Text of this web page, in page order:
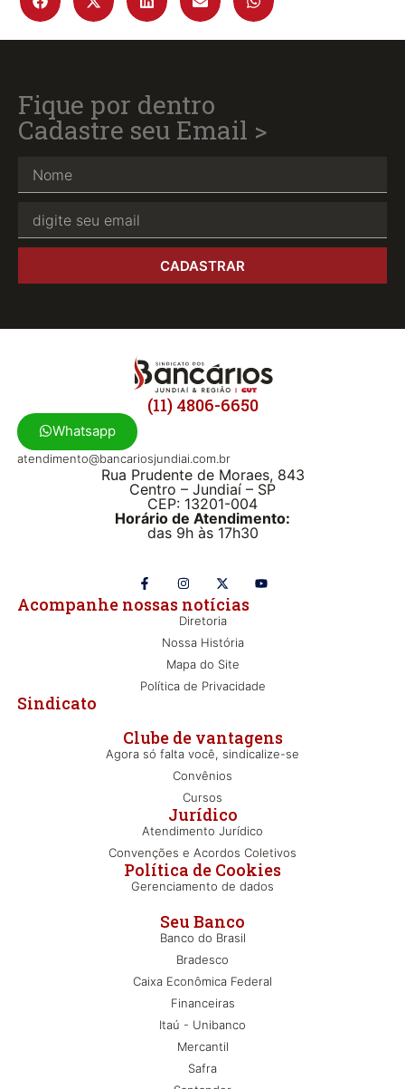
Fique por dentro
Cadastre seu Email >
CADASTRAR
Seu Banco
Banco do Brasil
Bradesco
Caixa Econômica Federal
Financeiras
Itaú - Unibanco
Mercantil
Safra
Clube de vantagens
Agora só falta você, sindicalize-se
Convênios
Cursos
Jurídico
Atendimento Jurídico
Convenções e Acordos Coletivos
Política de Cookies
Gerenciamento de dados
Sindicato
Diretoria
Nossa História
Mapa do Site
Política de Privacidade
Acompanhe nossas notícias
(11) 4806-6650
Whatsapp
atendimento@bancariosjundiai.com.br
Rua Prudente de Moraes, 843
Centro – Jundiaí – SP
CEP: 13201-004
Horário de Atendimento:
das 9h às 17h30